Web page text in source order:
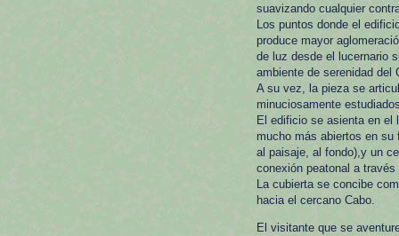
suavizando cualquier
Los puntos donde el
produce mayor
de luz desde el lucernario
ambiente de serenidad del
A su vez, la pieza se
minuciosamente
El edificio se asienta en el
mucho más abiertos en su
al paisaje, al fondo),y un
conexión peatonal a
La cubierta se concibe
hacia el cercano Cabo.
El visitante que se